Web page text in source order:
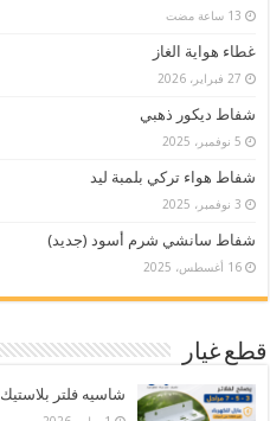
غطاء هواية الغاز
27 فبراير، 2026
شفاط ديكور ذهبي
5 نوفمبر، 2025
شفاط هواء تركي بلمبة ليد
3 نوفمبر، 2025
شفاط سانشي شرم أسود (جديد)
16 أغسطس، 2025
قطع غيار
شاسيه فلتر بلاستيك